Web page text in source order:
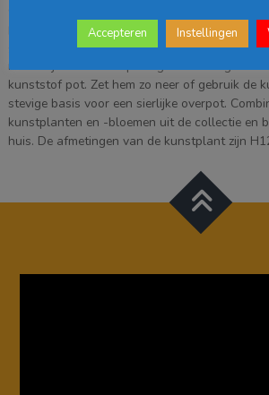
pampasgras, valt op door de zachte, roze
gras uitgevoerd in verschillende hoogtes en
natuurlijk effect. Het pluimgras is stevig
kunststof pot. Zet hem zo neer of gebruik de
stevige basis voor een sierlijke overpot.
kunstplanten en -bloemen uit de collectie en
huis. De afmetingen van de kunstplant zijn
Accepteren Instellingen